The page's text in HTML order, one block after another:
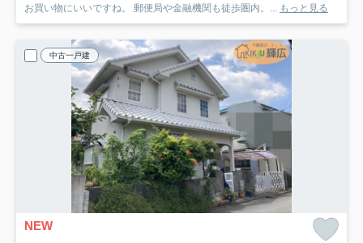
お買い物にいいですね。 郵便局や金融機関も徒歩圏内。...
もっと見る
中古一戸建
NEW